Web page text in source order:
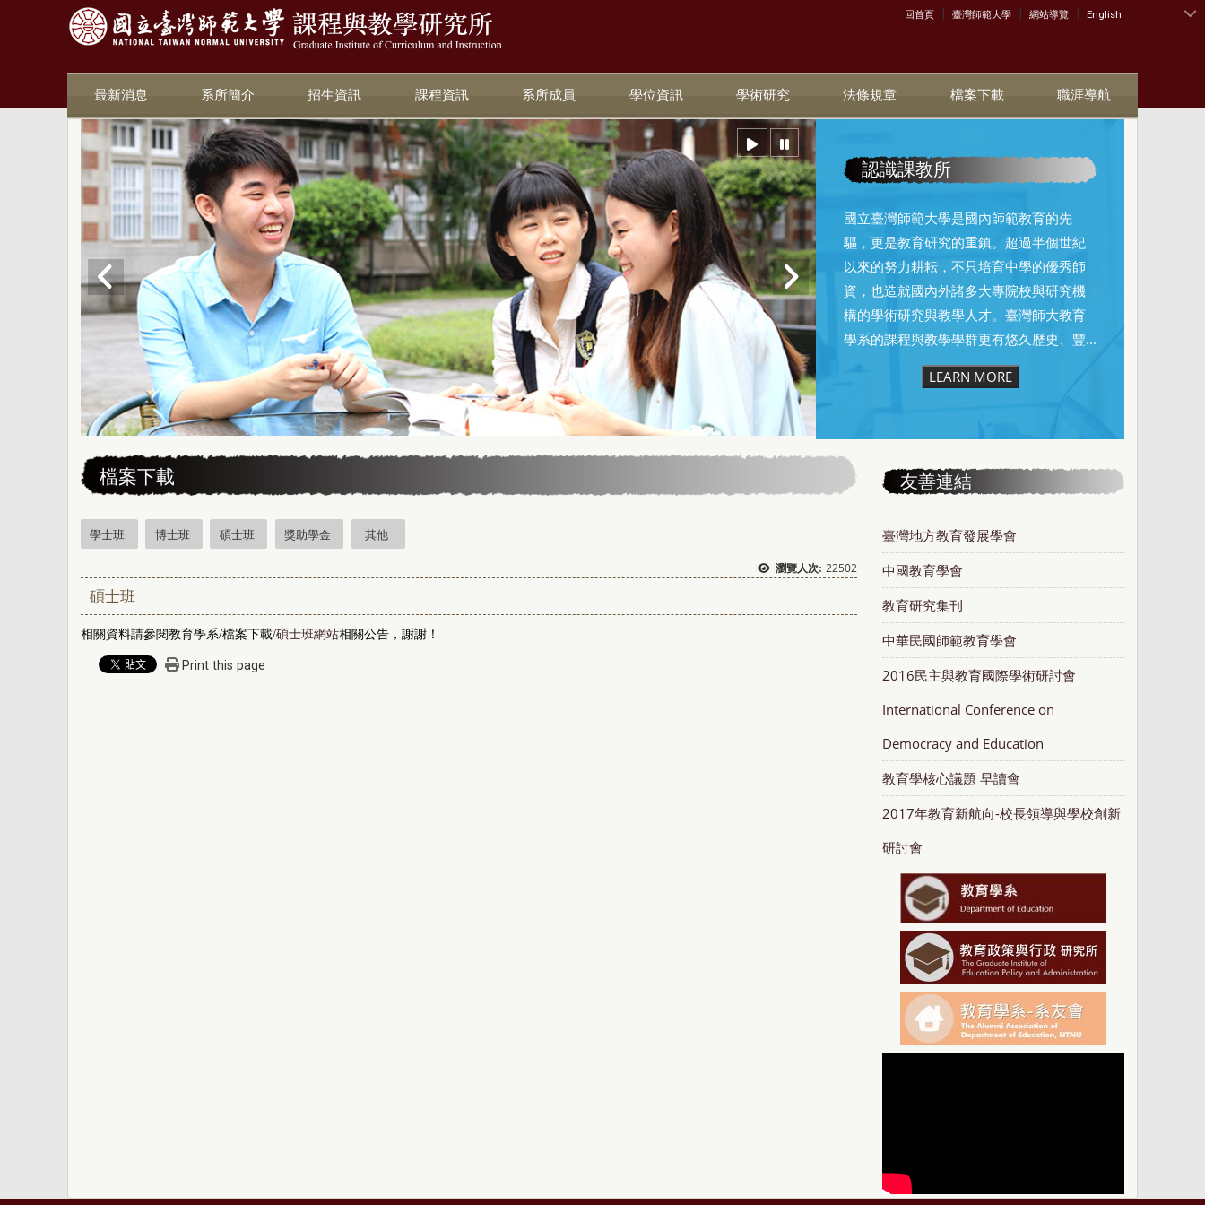
:::
回首頁 | 臺灣師範大學 | 網站導覽 | English
最新消息 系所簡介 招生資訊 課程資訊 系所成員 學位資訊 學術研究 法條規章 檔案下載 職涯導航
認識課教所
國立臺灣師範大學是國內師範教育的先
驅，更是教育研究的重鎮。超過半個世紀
以來的努力耕耘，不只培育中學的優秀師
資，也造就國內外諸多大專院校與研究機
構的學術研究與教學人才。臺灣師大教育
學系的課程與教學學群更有悠久歷史、豐...
LEARN MORE
檔案下載
學士班 博士班 碩士班 獎助學金 其他
瀏覽人次: 22502
碩士班
相關資料請參閱教育學系/檔案下載/碩士班網站相關公告，謝謝！
Print this page
友善連結
臺灣地方教育發展學會
中國教育學會
教育研究集刊
中華民國師範教育學會
2016民主與教育國際學術研討會
International Conference on
Democracy and Education
教育學核心議題 早讀會
2017年教育新航向-校長領導與學校創新
研討會